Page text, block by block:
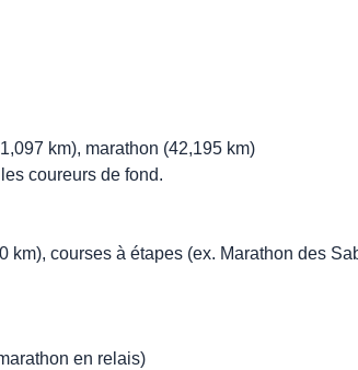
km), marathon (42,195 km)
coureurs de fond.
km), courses à étapes (ex. Marathon des
en relais)